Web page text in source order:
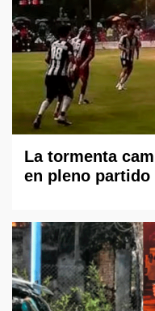
La tormenta
en pleno